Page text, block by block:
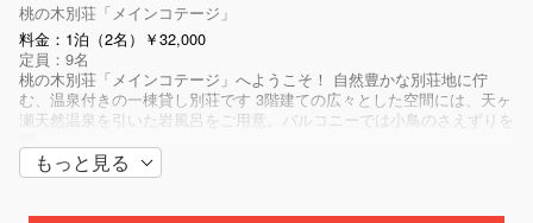
桃の木別荘「メインコテージ」
料金：1泊（2名）￥32,000
定員：9名
桃の木別荘「メインコテージ」へようこそ！ 自然豊かな別荘地に佇
む、温泉付きの一棟貸し別荘です 3階建ての広々とした空間には、天ヶ
瀬天然温泉を引いた岩風呂をご用意。バルコニーでは小鳥のさえずりを
もっと見る